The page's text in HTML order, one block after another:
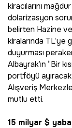
kiracılarını
dolarizasyon
belirten Hazine ve
kiralarında TL’ye
duyurması
Albayrak’ın “Bir
portföyü ayıracak
Alışveriş
mutlu etti.
15 milyar $